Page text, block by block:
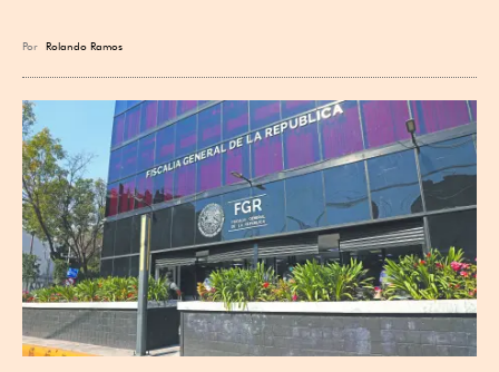
Por Rolando Ramos